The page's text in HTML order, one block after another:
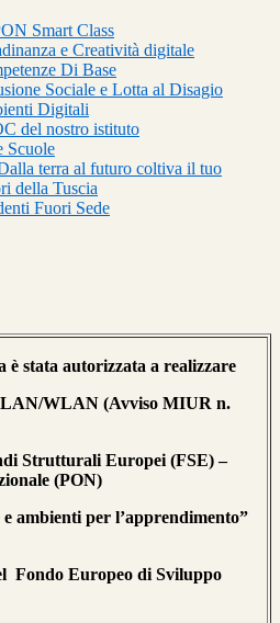
Smart Class
e Creatività digitale
Di Base
Sociale e Lotta al Disagio
Digitali
del nostro istituto
Scuole
terra al futuro coltiva il tuo
della Tuscia
Fuori Sede
è stata autorizzata a realizzare
LAN/WLAN (Avviso MIUR n.
Strutturali Europei (FSE) –
(PON)
e ambienti per l’apprendimento”
Fondo Europeo di Sviluppo